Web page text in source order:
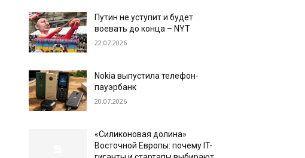
Путин не уступит и будет
воевать до конца – NYT
22.07.2026
Nokia выпустила телефон-
пауэрбанк
20.07.2026
«Силиконовая долина»
Восточной Европы: почему IT-